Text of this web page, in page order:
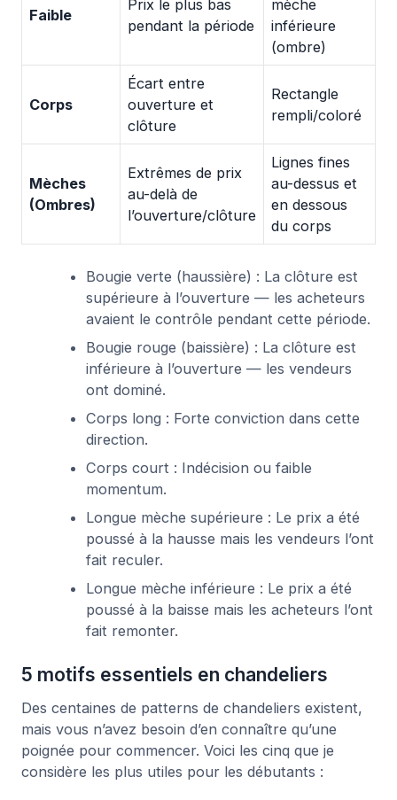
Faible
Prix le plus bas
pendant la période
mèche
inférieure
(ombre)
Corps
Écart entre
ouverture et
clôture
Rectangle
rempli/coloré
Mèches
(Ombres)
Extrêmes de prix
au-delà de
l’ouverture/clôture
Lignes fines
au-dessus et
en dessous
du corps
Bougie verte (haussière) : La clôture est
supérieure à l’ouverture — les acheteurs
avaient le contrôle pendant cette période.
Bougie rouge (baissière) : La clôture est
inférieure à l’ouverture — les vendeurs
ont dominé.
Corps long : Forte conviction dans cette
direction.
Corps court : Indécision ou faible
momentum.
Longue mèche supérieure : Le prix a été
poussé à la hausse mais les vendeurs l’ont
fait reculer.
Longue mèche inférieure : Le prix a été
poussé à la baisse mais les acheteurs l’ont
fait remonter.
5 motifs essentiels en chandeliers
Des centaines de patterns de chandeliers existent,
mais vous n’avez besoin d’en connaître qu’une
poignée pour commencer. Voici les cinq que je
considère les plus utiles pour les débutants :